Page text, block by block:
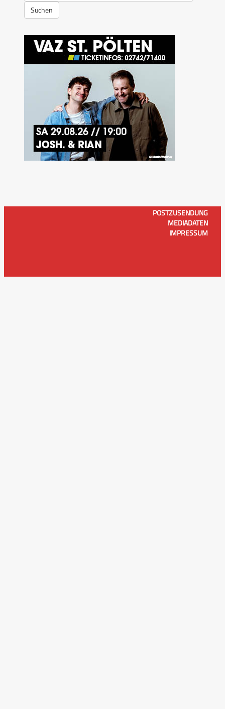
Suchen
POSTZUSENDUNG
MEDIADATEN
IMPRESSUM